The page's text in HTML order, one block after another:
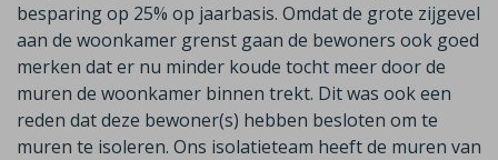
besparing op 25% op jaarbasis. Omdat de grote zijgevel
aan de woonkamer grenst gaan de bewoners ook goed
merken dat er nu minder koude tocht meer door de
muren de woonkamer binnen trekt. Dit was ook een
reden dat deze bewoner(s) hebben besloten om te
muren te isoleren. Ons isolatieteam heeft de muren van